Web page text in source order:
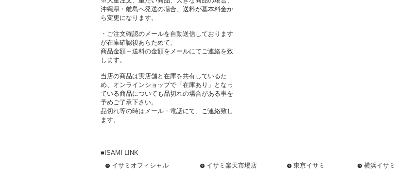
沖縄県・離島へ発送の場合、送料が基本料金か
ら変更になります。
・ご注文確認のメールを自動送信しております
が在庫確認後あらためて、
商品金額＋送料の金額をメールにてご連絡を致
します。
当店の商品は実店舗と在庫を共有しているた
め、オンラインショップで「在庫あり」となっ
ている商品についても品切れの場合がある事を
予めご了承下さい。
品切れ等の時はメール・電話にて、ご連絡致し
ます。
■ISAMI LINK
イサミオフィシャル
イサミ楽天市場店 東京イサミ 横浜イサミ